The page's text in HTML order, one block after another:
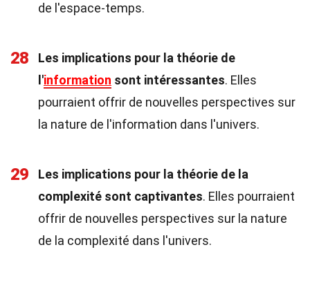
de l'espace-temps.
28
Les implications pour la théorie de
l'information sont intéressantes. Elles
pourraient offrir de nouvelles perspectives sur
la nature de l'information dans l'univers.
29
Les implications pour la théorie de la
complexité sont captivantes. Elles pourraient
offrir de nouvelles perspectives sur la nature
de la complexité dans l'univers.